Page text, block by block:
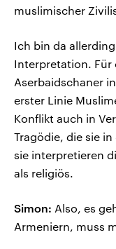
muslimischer
Ich bin da
Interpretation. Für
Aserbaidschaner
erster Linie
Konflikt auch in
Tragödie, die sie
sie interpretieren
als religiös.
Simon: Also, es
Armeniern, muss